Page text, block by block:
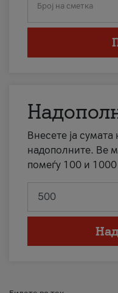
Број на сметка
Внесете ја сумата
надополните. Ве
помеѓу 100 и